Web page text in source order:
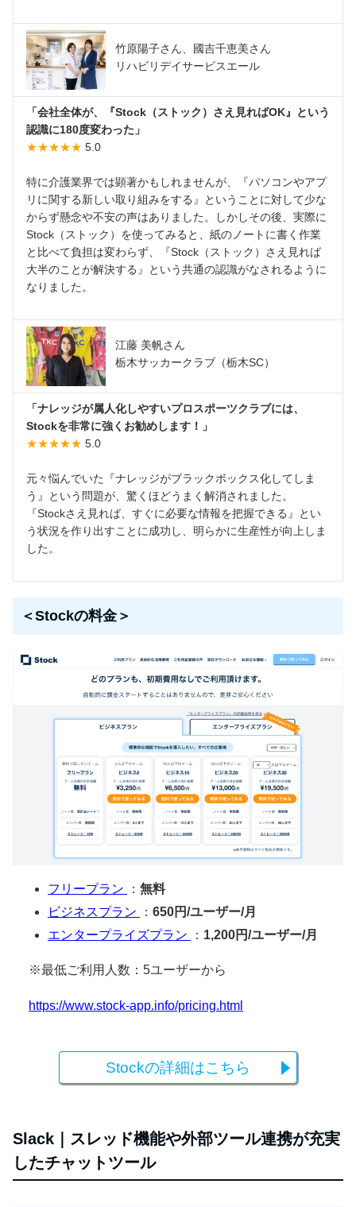
竹原陽子さん、國吉千恵美さん
リハビリデイサービスエール
「会社全体が、『Stock（ストック）さえ見ればOK』という
認識に180度変わった」
★★★★★ 5.0
特に介護業界では顕著かもしれませんが、『パソコンやアプ
リに関する新しい取り組みをする』ということに対して少な
からず懸念や不安の声はありました。しかしその後、実際に
Stock（ストック）を使ってみると、紙のノートに書く作業
と比べて負担は変わらず、『Stock（ストック）さえ見れば
大半のことが解決する』という共通の認識がなされるように
なりました。
江藤 美帆さん
栃木サッカークラブ（栃木SC）
「ナレッジが属人化しやすいプロスポーツクラブには、
Stockを非常に強くお勧めします！」
★★★★★ 5.0
元々悩んでいた『ナレッジがブラックボックス化してしま
う』という問題が、驚くほどうまく解消されました。
『Stockさえ見れば、すぐに必要な情報を把握できる』とい
う状況を作り出すことに成功し、明らかに生産性が向上しま
した。
＜Stockの料金＞
フリープラン ： 無料
ビジネスプラン
： 650円/ユーザー/月
エンタープライズプラン
： 1,200円/ユーザー/月
※最低ご利用人数：5ユーザーから
https://www.stock-app.info/pricing.html
Stockの詳細はこちら
Slack｜スレッド機能や外部ツール連携が充実
したチャットツール